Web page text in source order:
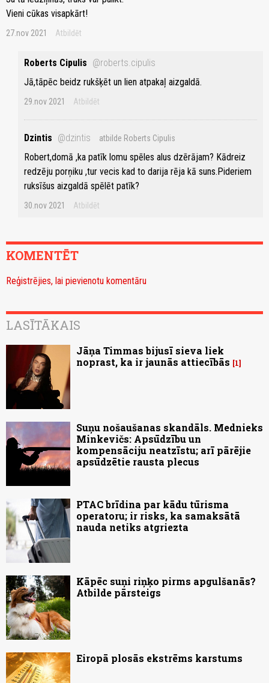
Vieni cūkas visapkārt!
27.nov 2021 Atbildēt
Roberts Cipulis @roberts.cipulis
Jā,tāpēc beidz rukšķēt un lien atpakaļ aizgaldā.
29.nov 2021 Atbildēt
Dzintis @dzintis atbilde Roberts Cipulis
Robert,domā ,ka patīk lomu spēles alus dzērājam? Kādreiz
redzēju porņiku ,tur vecis kad to darija rēja kā suns.Pideriem
ruksīšus aizgaldā spēlēt patīk?
30.nov 2021 Atbildēt
KOMENTĒT
Reģistrējies, lai pievienotu komentāru
LASĪTĀKAIS
Jāņa Timmas bijusī sieva liek
noprast, ka ir jaunās attiecībās
1
Suņu nošaušanas skandāls. Mednieks
Minkevičs: Apsūdzību un
kompensāciju neatzīstu; arī pārējie
apsūdzētie rausta plecus
PTAC brīdina par kādu tūrisma
operatoru; ir risks, ka samaksātā
nauda netiks atgriezta
Kāpēc suņi riņķo pirms apgulšanās?
Atbilde pārsteigs
Eiropā plosās ekstrēms karstums